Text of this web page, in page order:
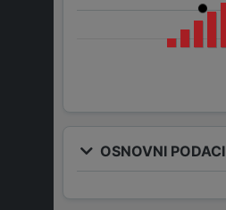
OSNOVNI PODACI